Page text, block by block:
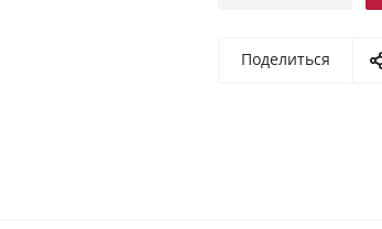
Поделиться